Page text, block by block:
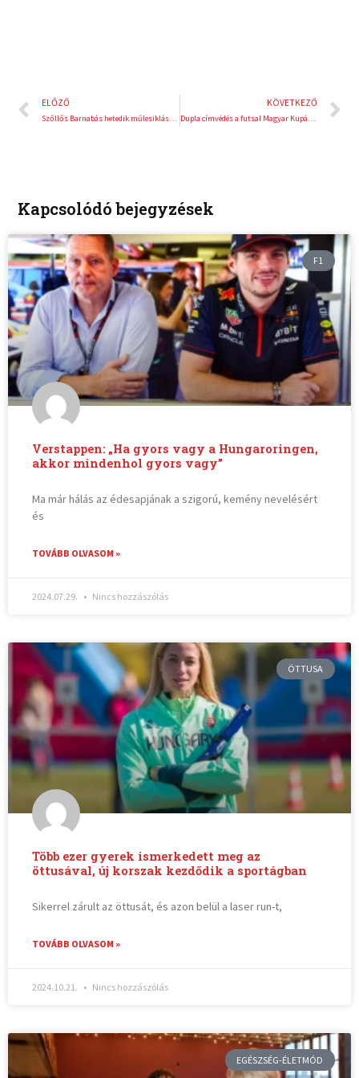
Előző
ELŐZŐ
Szőllős Barnabás hetedik műlesiklásban
KÖVETKEZŐ
Dupla címvédés a futsal Magyar Kupában
Kapcsolódó bejegyzések
F1
Verstappen: „Ha gyors vagy a Hungaroringen,
akkor mindenhol gyors vagy”
Ma már hálás az édesapjának a szigorú, kemény nevelésért
és
TOVÁBB OLVASOM »
2024.07.29. Nincs hozzászólás
ÖTTUSA
Több ezer gyerek ismerkedett meg az
öttusával, új korszak kezdődik a sportágban
Sikerrel zárult az öttusát, és azon belül a laser run-t,
TOVÁBB OLVASOM »
2024.10.21. Nincs hozzászólás
EGÉSZSÉG-ÉLETMÓD